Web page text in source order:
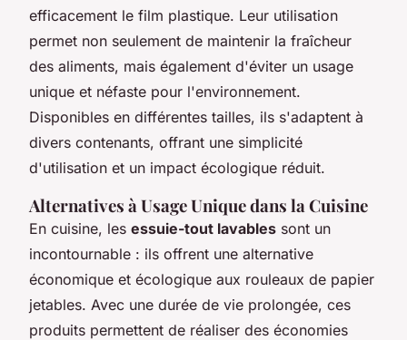
efficacement le film plastique. Leur utilisation
permet non seulement de maintenir la fraîcheur
des aliments, mais également d'éviter un usage
unique et néfaste pour l'environnement.
Disponibles en différentes tailles, ils s'adaptent à
divers contenants, offrant une simplicité
d'utilisation et un impact écologique réduit.
Alternatives à Usage Unique dans la Cuisine
En cuisine, les essuie-tout lavables sont un
incontournable : ils offrent une alternative
économique et écologique aux rouleaux de papier
jetables. Avec une durée de vie prolongée, ces
produits permettent de réaliser des économies